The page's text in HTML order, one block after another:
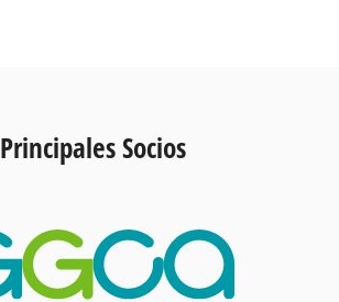
Principales Socios